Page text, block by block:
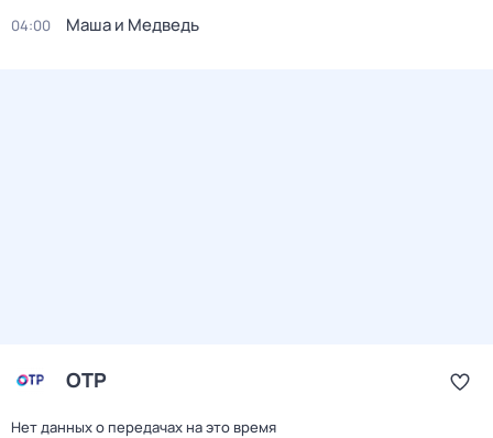
04:00 Маша и Медведь
ОТР
Нет данных о передачах на это время